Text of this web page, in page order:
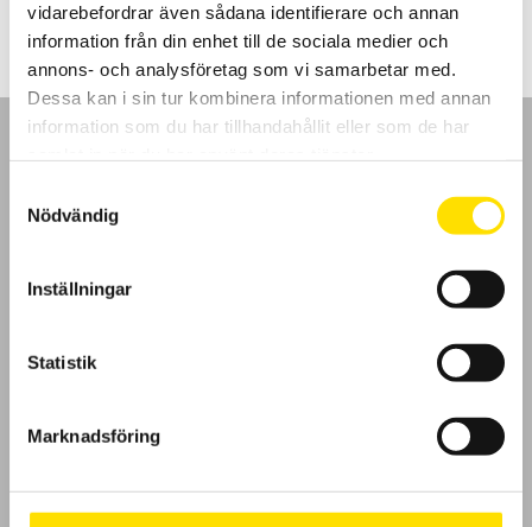
vidarebefordrar även sådana identifierare och annan
information från din enhet till de sociala medier och
annons- och analysföretag som vi samarbetar med.
Dessa kan i sin tur kombinera informationen med annan
information som du har tillhandahållit eller som de har
Nödvändig
Inställningar
Statistik
Marknadsföring